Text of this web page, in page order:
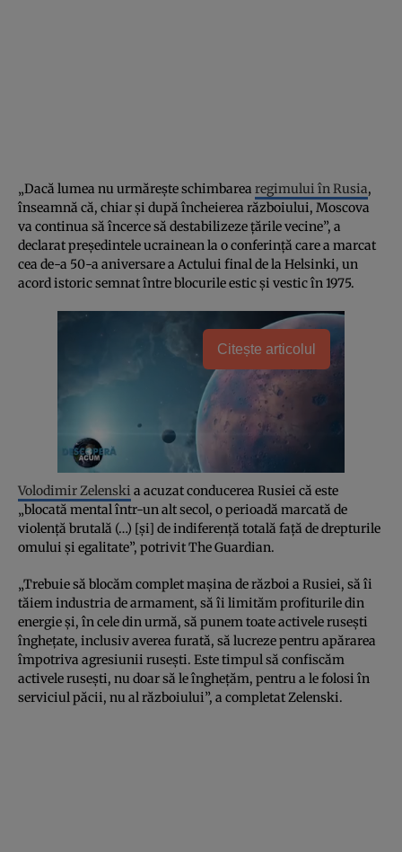
„Dacă lumea nu urmărește schimbarea regimului în Rusia,
înseamnă că, chiar și după încheierea războiului, Moscova
va continua să încerce să destabilizeze țările vecine”, a
declarat președintele ucrainean la o conferință care a marcat
cea de-a 50-a aniversare a Actului final de la Helsinki, un
acord istoric semnat între blocurile estic și vestic în 1975.
Citește articolul
Volodimir Zelenski a acuzat conducerea Rusiei că este
„blocată mental într-un alt secol, o perioadă marcată de
violență brutală (…) [și] de indiferență totală față de drepturile
omului și egalitate”, potrivit The Guardian.
„Trebuie să blocăm complet mașina de război a Rusiei, să îi
tăiem industria de armament, să îi limităm profiturile din
energie și, în cele din urmă, să punem toate activele rusești
înghețate, inclusiv averea furată, să lucreze pentru apărarea
împotriva agresiunii rusești. Este timpul să confiscăm
activele rusești, nu doar să le înghețăm, pentru a le folosi în
serviciul păcii, nu al războiului”, a completat Zelenski.